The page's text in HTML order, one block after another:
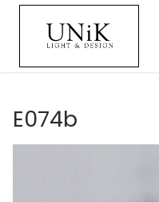
E074b